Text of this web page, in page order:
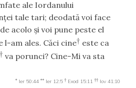
ale Iordanului
tale tari; deodată voi face
acolo şi voi pune peste el
l-am ales. Căci cine† este ca
va porunci? Cine-Mi va sta
* Ier 50:44 ** Ier 12:5 † Exod 15:11 †† Iov 41:10